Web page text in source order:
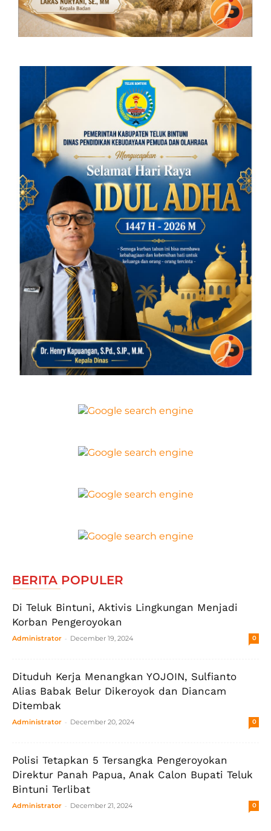
BERITA POPULER
Di Teluk Bintuni, Aktivis Lingkungan Menjadi
Korban Pengeroyokan
Administrator - December 19, 2024 0
Dituduh Kerja Menangkan YOJOIN, Sulfianto
Alias Babak Belur Dikeroyok dan Diancam
Ditembak
Administrator - December 20, 2024 0
Polisi Tetapkan 5 Tersangka Pengeroyokan
Direktur Panah Papua, Anak Calon Bupati Teluk
Bintuni Terlibat
Administrator - December 21, 2024 0